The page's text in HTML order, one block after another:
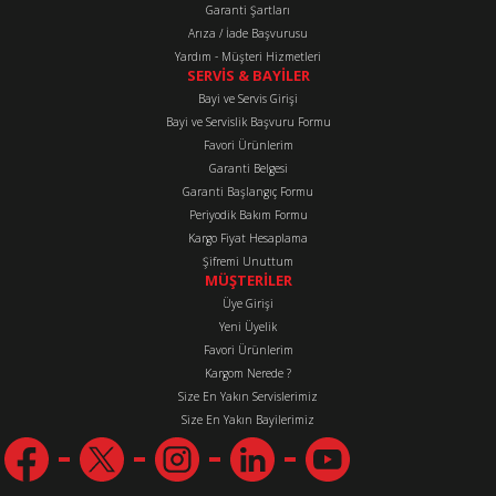
Gönder
Garanti Şartları
Arıza / İade Başvurusu
Yardım - Müşteri Hizmetleri
SERVİS & BAYİLER
Bayi ve Servis Girişi
Bayi ve Servislik Başvuru Formu
Favori Ürünlerim
Garanti Belgesi
Garanti Başlangıç Formu
Periyodik Bakım Formu
Kargo Fiyat Hesaplama
Şifremi Unuttum
MÜŞTERİLER
Üye Girişi
Yeni Üyelik
Favori Ürünlerim
Kargom Nerede ?
Size En Yakın Servislerimiz
Size En Yakın Bayilerimiz